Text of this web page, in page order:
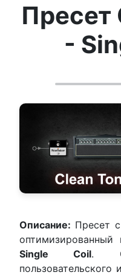
Пресет
-
Описание: Пресет
оптимизированный
Single Coil.
пользовательского